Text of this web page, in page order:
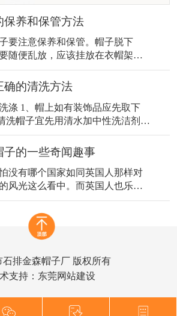
保养和保管方法
注意保养和保管。帽子脱下
随便乱放，应该挂放在衣帽架
衣钩上，上面不要压重物，以免
。帽子戴久了，帽子的里外会沾
污物，要及时洗刷掉。 帽衬可以
，再绷上，以免帽衬上的汗污受
影响帽子 寿命。帽子上的灰要经
附在帽面上的污泥、油垢， 可用
确的清洗方法
品应先取下
洗 。 4、
部份〈与头圈接触之部份〉多刷
以彻底洗净汗 垢及细菌，当然，
选用的是抗菌防臭材质？那此步骤
轻轻甩掉
子的一些奇闻趣事
有哪个国家如同英国人那样对
风光这么看中。而英国人也乐于
遗风，已经有百年历史的Ascot皇
，成了英国有名的帽子盛会。在
里，上至女皇，皇室，下至平民
个前去参加的人都会精心装扮一
头顶的帽子好好琢磨一番。势必
石排金森帽子厂 版权所有
支持： 东莞网站建设